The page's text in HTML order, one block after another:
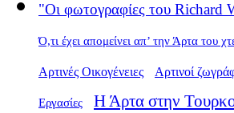
"Οι φωτογραφίες του Richard
Ό,τι έχει απομείνει απ’ την Άρτα του
Αρτινές Οικογένειες Αρτινοί
Εργασίες Η Άρτα στην